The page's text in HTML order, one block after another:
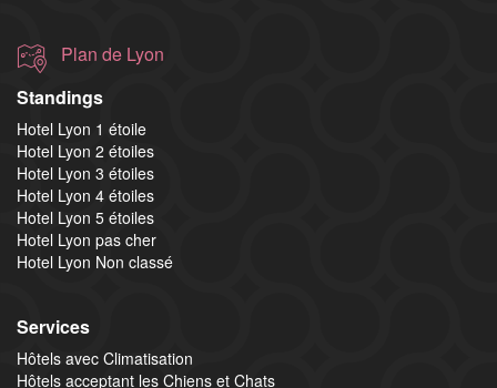
Plan de Lyon
Standings
Hotel Lyon 1 étoile
Hotel Lyon 2 étoiles
Hotel Lyon 3 étoiles
Hotel Lyon 4 étoiles
Hotel Lyon 5 étoiles
Hotel Lyon pas cher
Hotel Lyon Non classé
Services
Hôtels avec Climatisation
Hôtels acceptant les Chiens et Chats